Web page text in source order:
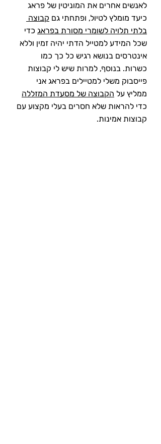
לאנשים אחרים את המוניטין של פראג
כיעד מומלץ לטיול, ופתחתי גם קבוצה
בלתי תלויה לשומרי מסורת בפראג כדי
שכל המידע למטייל הדתי יהיה זמין וללא
אינטרסים בנושא רגיש כל כך כמו
כשרות. בנוסף, למרות שיש לי קבוצות
פייסבוק משלי למטיילים בפראג אני
ממליץ על הקבוצה של מסעדת המזללה
כדי להראות שלא חסרים בעלי מקצוע עם
קבוצות אמינות.